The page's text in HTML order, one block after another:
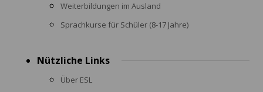
Weiterbildungen im Ausland
Sprachkurse für Schüler (8-17 Jahre)
Nützliche Links
Über ESL